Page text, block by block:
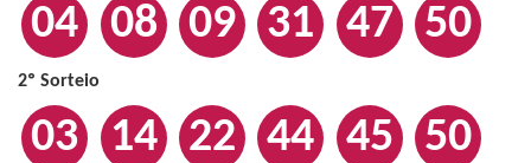
04 08 09 31 47 50
2º Sorteio
03 14 22 44 45 50